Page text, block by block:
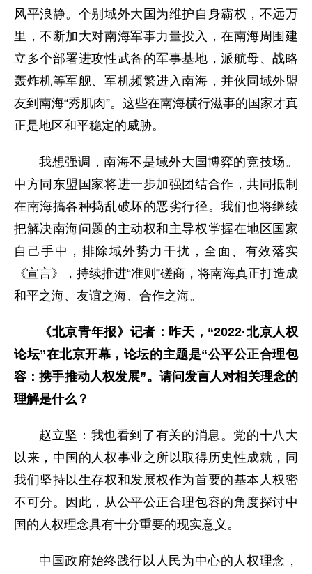
风平浪静。个别域外大国为维护自身霸权，不远万
里，不断加大对南海军事力量投入，在南海周围建
立多个部署进攻性武备的军事基地，派航母、战略
轰炸机等军舰、军机频繁进入南海，并伙同域外盟
友到南海“秀肌肉”。这些在南海横行滋事的国家才真
正是地区和平稳定的威胁。
我想强调，南海不是域外大国博弈的竞技场。
中方同东盟国家将进一步加强团结合作，共同抵制
在南海搞各种捣乱破坏的恶劣行径。我们也将继续
把解决南海问题的主动权和主导权掌握在地区国家
自己手中，排除域外势力干扰，全面、有效落实
《宣言》，持续推进“准则”磋商，将南海真正打造成
和平之海、友谊之海、合作之海。
《北京青年报》记者：昨天，“2022·北京人权
论坛”在北京开幕，论坛的主题是“公平公正合理包
容：携手推动人权发展”。请问发言人对相关理念的
理解是什么？
赵立坚：我也看到了有关的消息。党的十八大
以来，中国的人权事业之所以取得历史性成就，同
我们坚持以生存权和发展权作为首要的基本人权密
不可分。因此，从公平公正合理包容的角度探讨中
国的人权理念具有十分重要的现实意义。
中国政府始终践行以人民为中心的人权理念，